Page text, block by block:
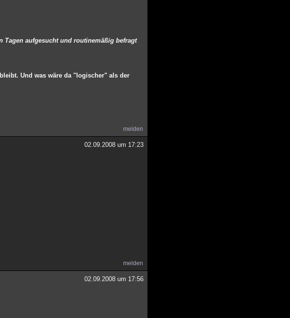
Tagen aufgesucht und routinemäßig befragt
Und was wäre da "logischer" als der
melden
02.09.2008 um 17:23
melden
02.09.2008 um 17:56